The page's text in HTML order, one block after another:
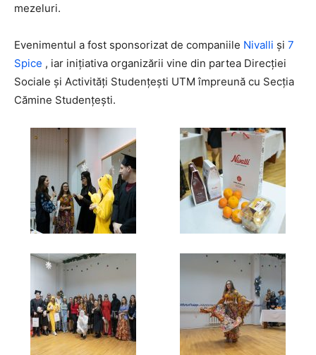
mezeluri.
Evenimentul a fost sponsorizat de companiile Nivalli și 7
Spice , iar inițiativa organizării vine din partea Direcției
Sociale și Activități Studențești UTM împreună cu Secția
Cămine Studențești.